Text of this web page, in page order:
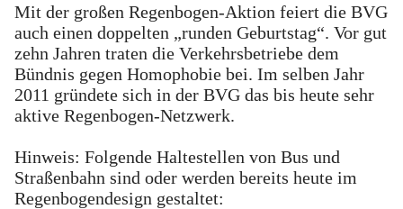
Mit der großen Regenbogen-Aktion feiert die BVG
auch einen doppelten „runden Geburtstag“. Vor gut
zehn Jahren traten die Verkehrsbetriebe dem
Bündnis gegen Homophobie bei. Im selben Jahr
2011 gründete sich in der BVG das bis heute sehr
aktive Regenbogen-Netzwerk.
Hinweis: Folgende Haltestellen von Bus und
Straßenbahn sind oder werden bereits heute im
Regenbogendesign gestaltet: